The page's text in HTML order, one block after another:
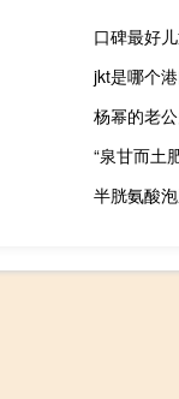
口碑最好
jkt是哪个
杨幂的老
“泉甘而土
半胱氨酸